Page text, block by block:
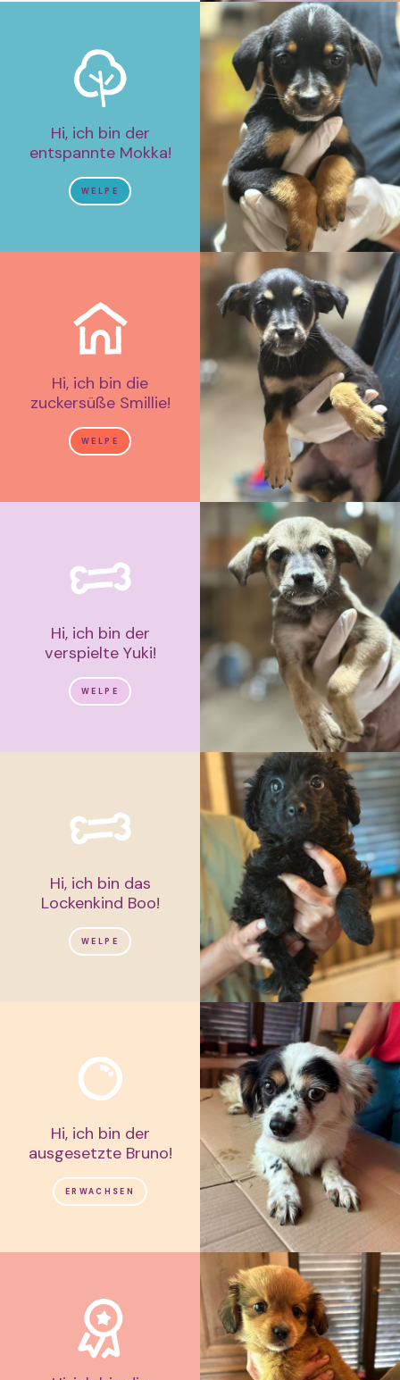
Hi, ich bin der
entspannte Mokka!
WELPE
Hi, ich bin die
zuckersüße Smillie!
WELPE
Hi, ich bin der
verspielte Yuki!
WELPE
Hi, ich bin das
Lockenkind Boo!
WELPE
Hi, ich bin der
ausgesetzte Bruno!
ERWACHSEN